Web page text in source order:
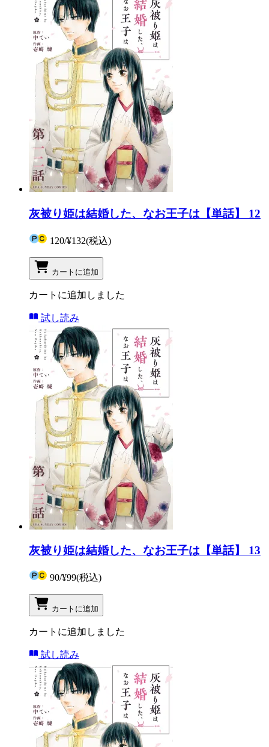
灰被り姫は結婚した、なお王子は【単話】 12
120/¥132(税込)
カートに追加
カートに追加しました
試し読み
灰被り姫は結婚した、なお王子は【単話】 13
90/¥99(税込)
カートに追加
カートに追加しました
試し読み